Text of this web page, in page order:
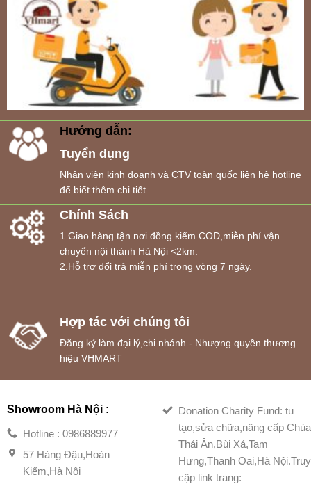
Hướng dẫn:
Tuyển dụng
Nhân viên kinh doanh và CTV toàn quốc liên hệ hotline
để biết thêm chi tiết
Chính Sách
1.Giao hàng tận nơi đồng kiểm COD,miễn phí vận
chuyển nội thành Hà Nội <2km.
2.Hỗ trợ đổi trả miễn phí trong vòng 7 ngày.
Hợp tác với chúng tôi
Đăng ký làm đại lý,chi nhánh - Nhượng quyền thương
hiệu VHMART
Showroom Hà Nội :
Hotline : 0986889977
57 Hàng Đậu,Hoàn
Kiếm,Hà Nội
Donation Charity Fund: tu
tạo,sửa chữa,nâng cấp Chùa
Thái Ân,Bùi Xá,Tam
Hưng,Thanh Oai,Hà Nội.Truy
cập link trang: